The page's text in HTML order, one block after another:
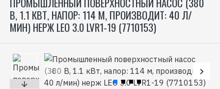
В, 1.1 КВТ, НАПОР: 114 М, ПРОИЗВОДИТ: 40 Л/
МИН) НЕРЖ LEO 3.0 LVR1-19 (7710153)